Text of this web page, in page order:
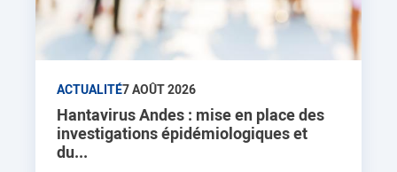
ACTUALITÉ7 AOÛT 2026
Hantavirus Andes : mise en place des
investigations épidémiologiques et
du...